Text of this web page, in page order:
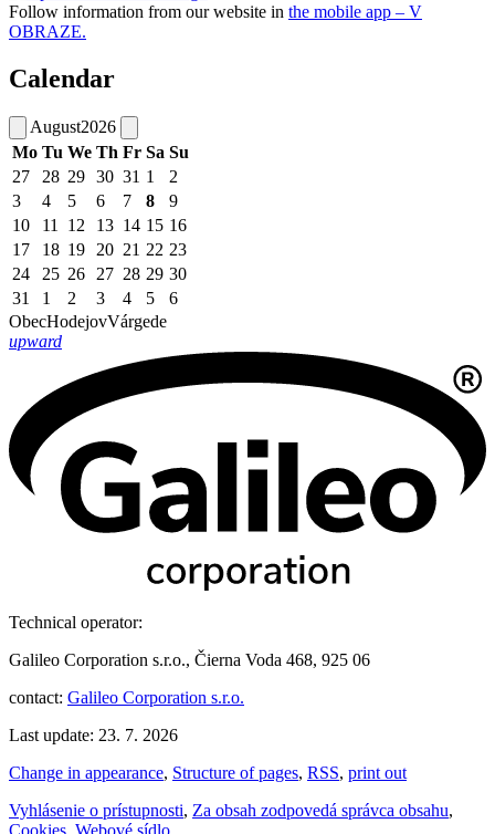
Follow information from our website in the mobile app – V
OBRAZE.
Calendar
August2026
Mo Tu We Th Fr Sa Su
27
28 29 30 31 1
2
3
4 5 6 7 8
9
10
11 12 13 14 15 16
17
18 19 20 21 22 23
24
25 26 27 28 29 30
31
1 2 3 4 5
6
ObecHodejovVárgede
upward
Technical operator:
Galileo Corporation s.r.o., Čierna Voda 468, 925 06
contact: Galileo Corporation s.r.o.
Last update: 23. 7. 2026
Change in appearance, Structure of pages, RSS, print out
Vyhlásenie o prístupnosti, Za obsah zodpovedá správca obsahu,
Cookies Webové sídlo